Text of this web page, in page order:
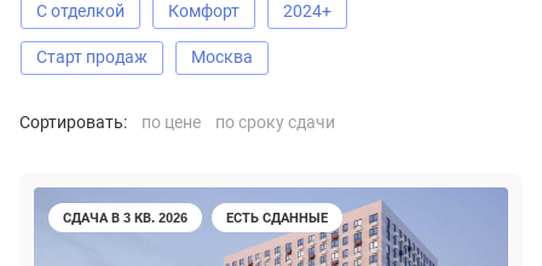
С отделкой Комфорт 2024+
старт продаж Москва
Сортировать: по цене по сроку сдачи
СДАЧА В 3 КВ. 2026 ЕСТЬ СДАННЫЕ